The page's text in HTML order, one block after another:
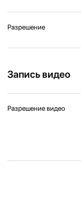
Разрешение
Запись видео
Разрешение видео